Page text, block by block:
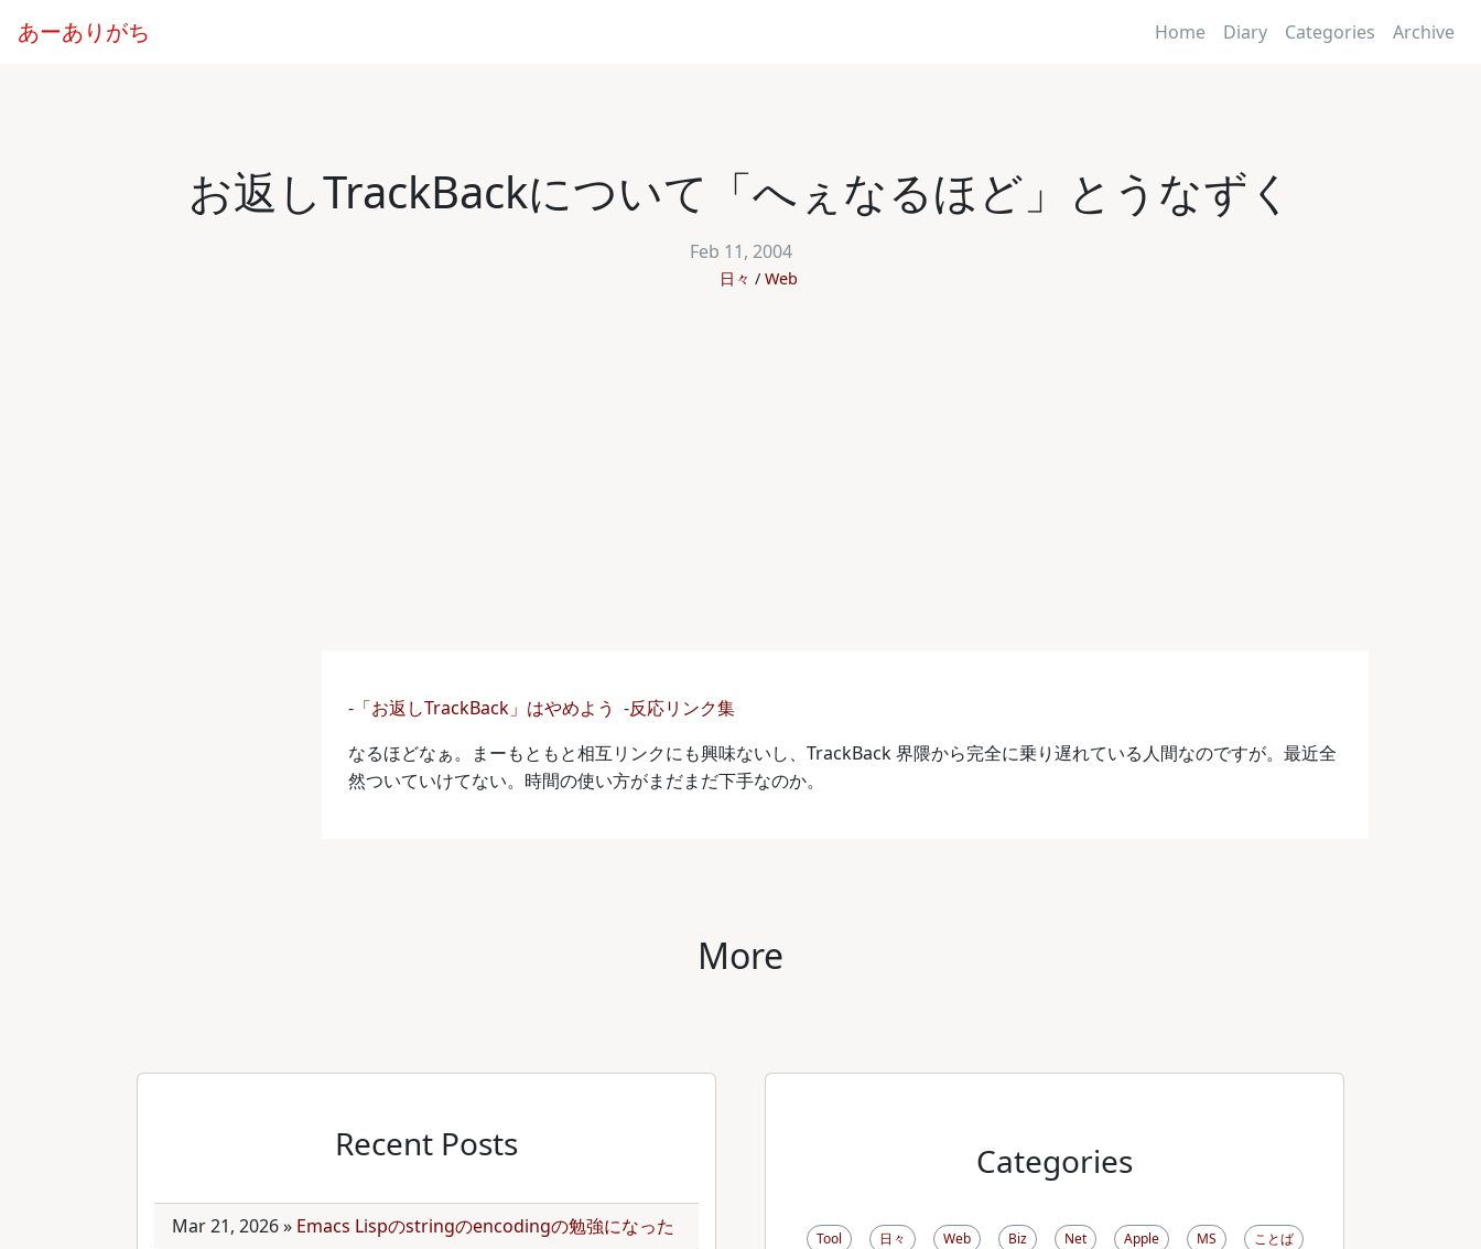
あーありがち Home Diary Categories Archive
お返しTrackBackについて「へぇなるほど」とうなずく
Feb 11, 2004
日々 Web
- 「お返しTrackBack」はやめよう -反応リンク集
なるほどなぁ。まーもともと相互リンクにも興味ないし、TrackBack 界隈から完全に乗り遅れている人間なのですが。最近全
然ついていけてない。時間の使い方がまだまだ下手なのか。
More
Recent Posts
Mar 21, 2026» Emacs Lispのstringのencodingの勉強になった
Categories
Tool 日々 Web Biz Net Apple MS
ことば